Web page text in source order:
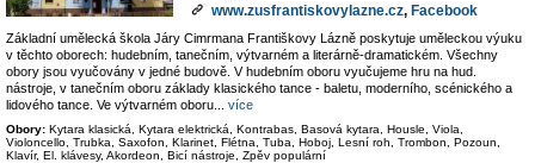
www.zusfrantiskovylazne.cz, Facebook
Základní umělecká škola Járy Cimrmana Františkovy Lázně poskytuje uměleckou výuku
v těchto oborech: hudebním, tanečním, výtvarném a literárně-dramatickém. Všechny
obory jsou vyučovány v jedné budově. V hudebním oboru vyučujeme hru na hud.
nástroje, v tanečním oboru základy klasického tance - baletu, moderního, scénického a
lidového tance. Ve výtvarném oboru
více
Obory: Kytara klasická, Kytara elektrická, Kontrabas, Basová kytara, Housle, Viola,
Violoncello, Trubka, Saxofon, Klarinet, Flétna, Tuba, Hoboj, Lesní roh, Trombon, Pozoun,
Klavír, El. klávesy, Akordeon, Bicí nástroje, Zpěv populární